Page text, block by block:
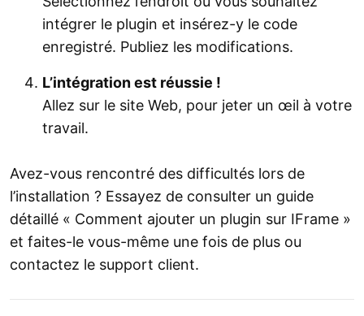
intégrer le plugin et insérez-y le code
enregistré. Publiez les modifications.
L’intégration est réussie !
Allez sur le site Web, pour jeter un œil à votre
travail.
Avez-vous rencontré des difficultés lors de
l’installation ? Essayez de consulter un guide
détaillé « Comment ajouter un plugin sur IFrame »
et faites-le vous-même une fois de plus ou
contactez le support client.